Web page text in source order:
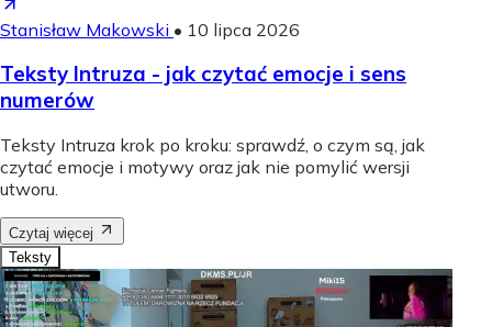
Stanisław Makowski • 10 lipca 2026
Teksty Intruza - jak czytać emocje i sens
numerów
Teksty Intruza krok po kroku: sprawdź, o czym są, jak
czytać emocje i motywy oraz jak nie pomylić wersji
utworu.
Czytaj więcej
Teksty